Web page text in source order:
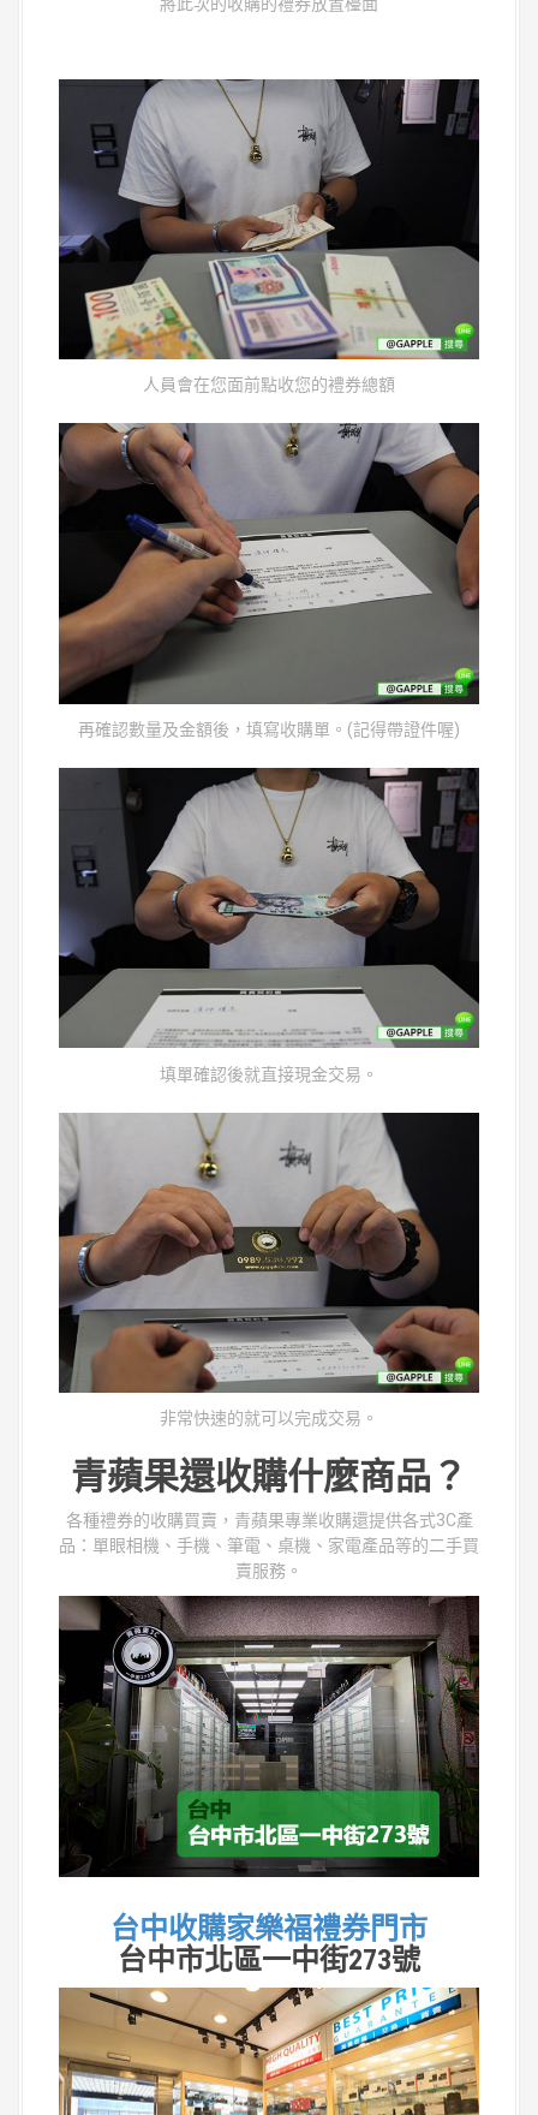
人員會在您面前點收您的禮券總額
再確認數量及金額後，填寫收購單。(記得帶證件喔)
填單確認後就直接現金交易。
非常快速的就可以完成交易。
青蘋果還收購什麼商品？
各種禮券的收購買賣，青蘋果專業收購還提供各式3C產
品：單眼相機、手機、筆電、桌機、家電產品等的二手買
賣服務。
台中收購家樂福禮券門市
台中市北區一中街273號